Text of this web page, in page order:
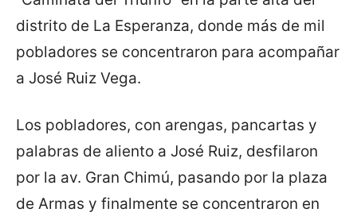
distrito de La Esperanza, donde más de mil
pobladores se concentraron para acompañar
a José Ruiz Vega.
Los pobladores, con arengas, pancartas y
palabras de aliento a José Ruiz, desfilaron
por la av. Gran Chimú, pasando por la plaza
de Armas y finalmente se concentraron en